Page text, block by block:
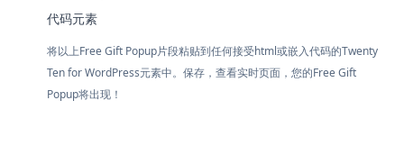
代码元素
将以上Free Gift Popup片段粘贴到任何接受html或嵌入代码的Twenty
Ten for WordPress元素中。保存，查看实时页面，您的Free Gift
Popup将出现！